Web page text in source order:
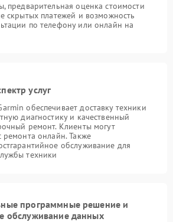
предварительная оценка стоимости
скрытых платежей и возможность
по телефону или онлайн на
услуг
обеспечивает доставку техники
диагностику и качественный
ремонт. Клиенты могут
ремонта онлайн. Также
обслуживание для
техники
программные решение и
обслуживание данных